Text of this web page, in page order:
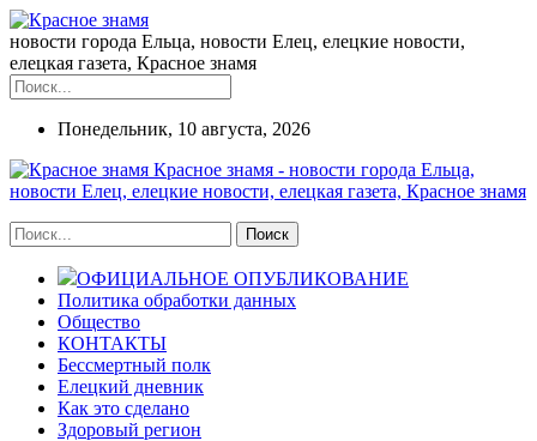
новости города Ельца, новости Елец, елецкие новости,
елецкая газета, Красное знамя
Понедельник, 10 августа, 2026
Красное знамя - новости города Ельца,
новости Елец, елецкие новости, елецкая газета, Красное знамя
ОФИЦИАЛЬНОЕ ОПУБЛИКОВАНИЕ
Политика обработки данных
Общество
КОНТАКТЫ
Бессмертный полк
Елецкий дневник
Как это сделано
Здоровый регион